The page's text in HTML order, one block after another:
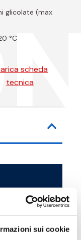
sui cookie
glicolate (max
°C
scheda
tecnica
(G 1 M+G 3/4 F)
(G 1 M+G 3/4 F)